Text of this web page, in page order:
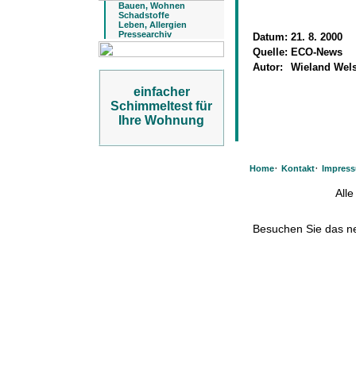
Bauen, Wohnen
Schadstoffe
Leben, Allergien
Pressearchiv
einfacher
Schimmeltest für
Ihre Wohnung
Datum: 21. 8. 2000
Quelle: ECO-News
Autor:
Wieland
Home· Kontakt·
Besuchen Sie das